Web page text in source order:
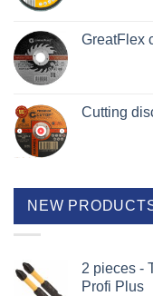
GreatFlex
Cutting
NEW
2 pieces -
Profi Plus